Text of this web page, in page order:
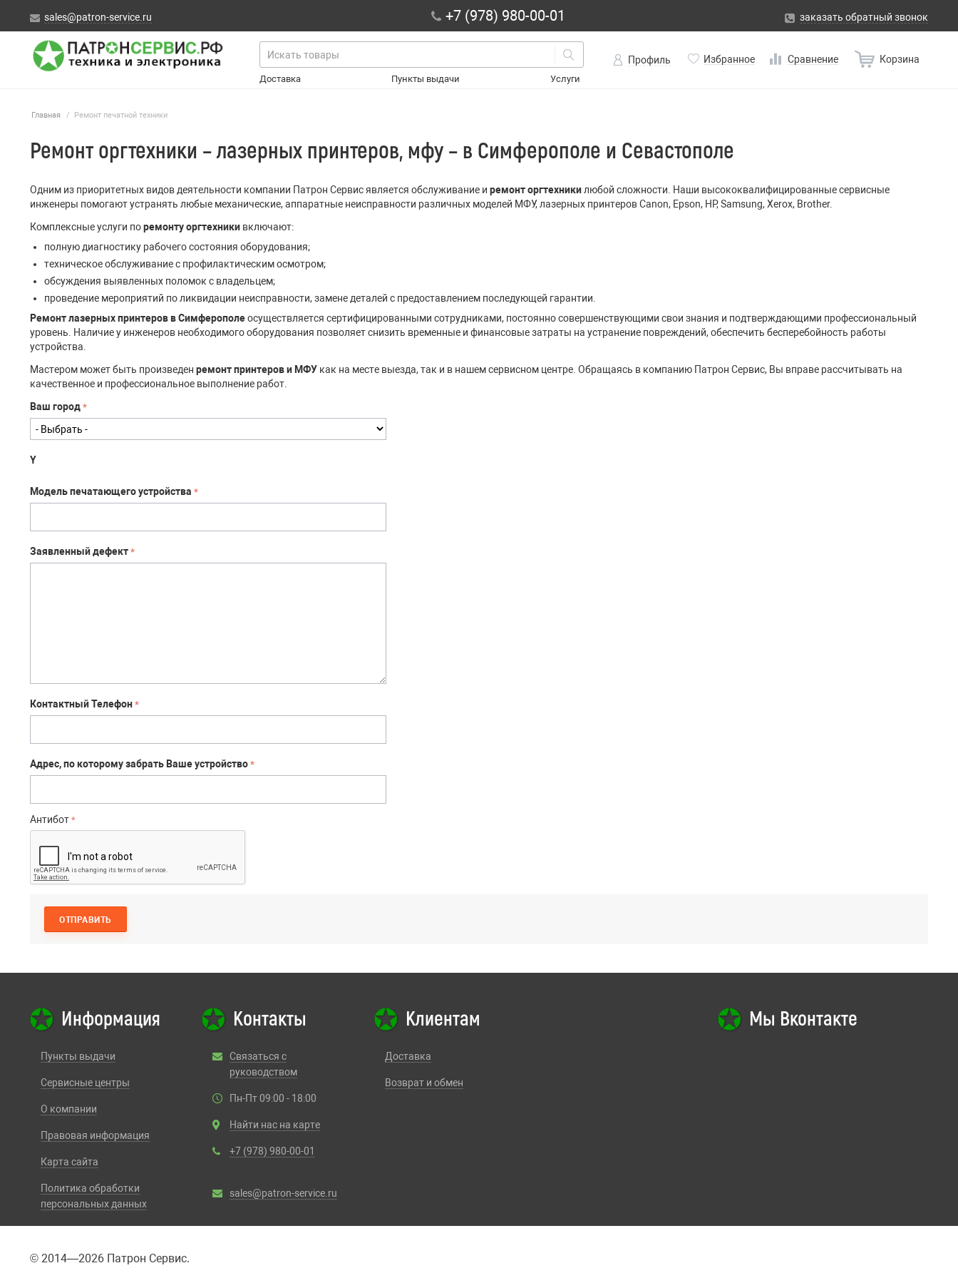
sales@patron-service.ru +7 (978) 980-00-01 заказать обратный звонок
Доставка Пункты выдачи Услуги
Профиль Избранное Сравнение Корзина
Главная / Ремонт печатной техники
Ремонт оргтехники – лазерных принтеров, мфу – в Симферополе и Севастополе
Одним из приоритетных видов деятельности компании Патрон Сервис является обслуживание и ремонт оргтехникилюбой сложности. Наши высококвалифицированные сервисные
инженеры помогают устранять любые механические, аппаратные неисправности различных моделей МФУ, лазерных принтеров Canon, Epson, HP, Samsung, Xerox, Brother.
Комплексные услуги поремонту оргтехники включают:
полную диагностику рабочего состояния оборудования;
техническое обслуживание с профилактическим осмотром;
обсуждения выявленных поломок с владельцем;
проведение мероприятий по ликвидации неисправности, замене деталей с предоставлением последующей гарантии.
Ремонт лазерных принтеров в Симферополеосуществляется сертифицированными сотрудниками, постоянно совершенствующими свои знания и подтверждающими профессиональный
уровень. Наличие у инженеров необходимого оборудования позволяет снизить временные и финансовые затраты на устранение повреждений, обеспечить бесперебойность работы
устройства.
Мастером может быть произведен ремонт принтеров и МФУ как на месте выезда, так и в нашем сервисном центре. Обращаясь в компанию Патрон Сервис, Вы вправе рассчитывать на
качественное и профессиональное выполнение работ.
Ваш город
Y
Модель печатающего устройства
Заявленный дефект
Контактный Телефон
Адрес, по которому забрать Ваше устройство
Антибот
ОТПРАВИТЬ
Информация
Пункты выдачи
Сервисные центры
О компании
Правовая информация
Карта сайта
Политика обработки
персональных данных
Контакты
Связаться с
руководством
Пн-Пт 09:00 - 18:00
Найти нас на карте
+7 (978) 980-00-01
sales@patron-service.ru
Клиентам
Доставка
Возврат и обмен
Мы Вконтакте
© 2014—2026 Патрон Сервис.